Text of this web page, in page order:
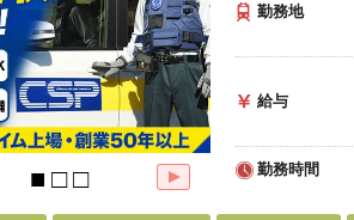
勤務地
給与
勤務時間